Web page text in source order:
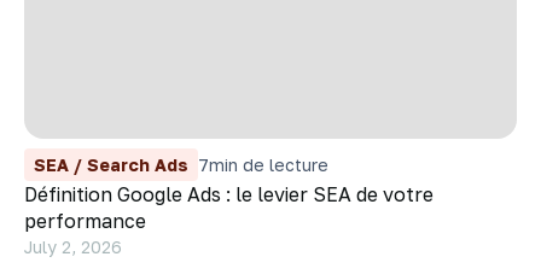
SEA / Search Ads 7min de lecture
Définition Google Ads : le levier SEA de votre
performance
July 2, 2026